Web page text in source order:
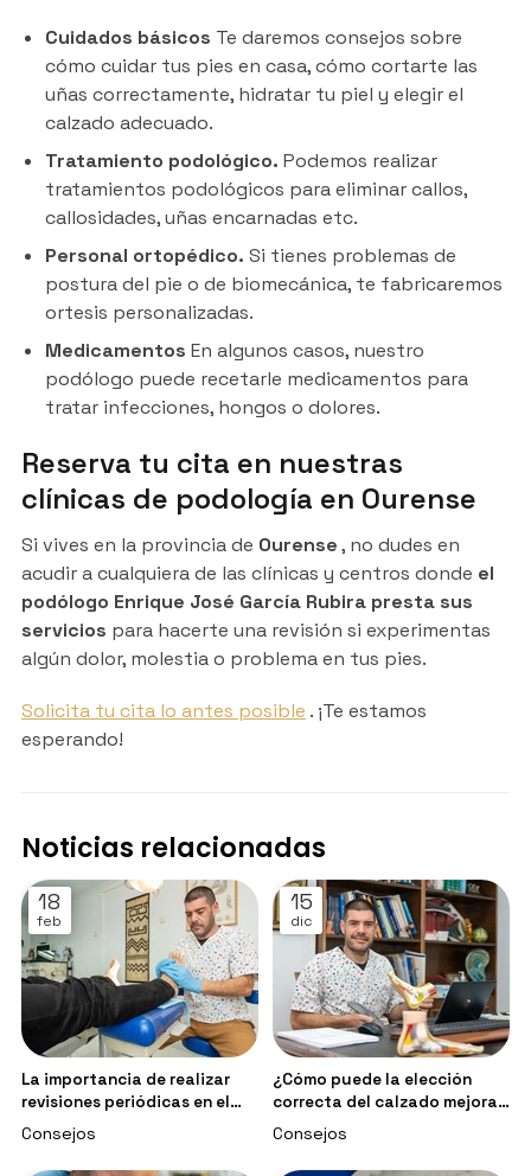
Cuidados básicos Te daremos consejos sobre
cómo cuidar tus pies en casa, cómo cortarte las
uñas correctamente, hidratar tu piel y elegir el
calzado adecuado.
Tratamiento podológico. Podemos realizar
tratamientos podológicos para eliminar callos,
callosidades, uñas encarnadas etc.
Personal ortopédico. Si tienes problemas de
postura del pie o de biomecánica, te fabricaremos
ortesis personalizadas.
Medicamentos En algunos casos, nuestro
podólogo puede recetarle medicamentos para
tratar infecciones, hongos o dolores.
Reserva tu cita en nuestras
clínicas de podología en Ourense
Si vives en la provincia de Ourense, no dudes en
acudir a cualquiera de las clínicas y centros donde el
podólogo Enrique José García Rubira presta sus
servicios para hacerte una revisión si experimentas
algún dolor, molestia o problema en tus pies.
Solicita tu cita lo antes posible . ¡Te estamos
esperando!
Noticias relacionadas
18
feb
La importancia de realizar
revisiones periódicas en el
podólogo
Consejos
15
dic
¿Cómo puede la elección
correcta del calzado mejorar
la marcha?
Consejos